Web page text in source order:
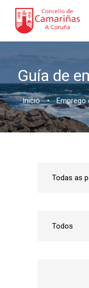
Guía de
Inicio • Emprego